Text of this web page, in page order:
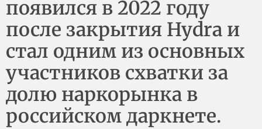
появился в 2022 году
после закрытия Hydra и
стал одним из основных
участников схватки за
долю наркорынка в
российском даркнете.